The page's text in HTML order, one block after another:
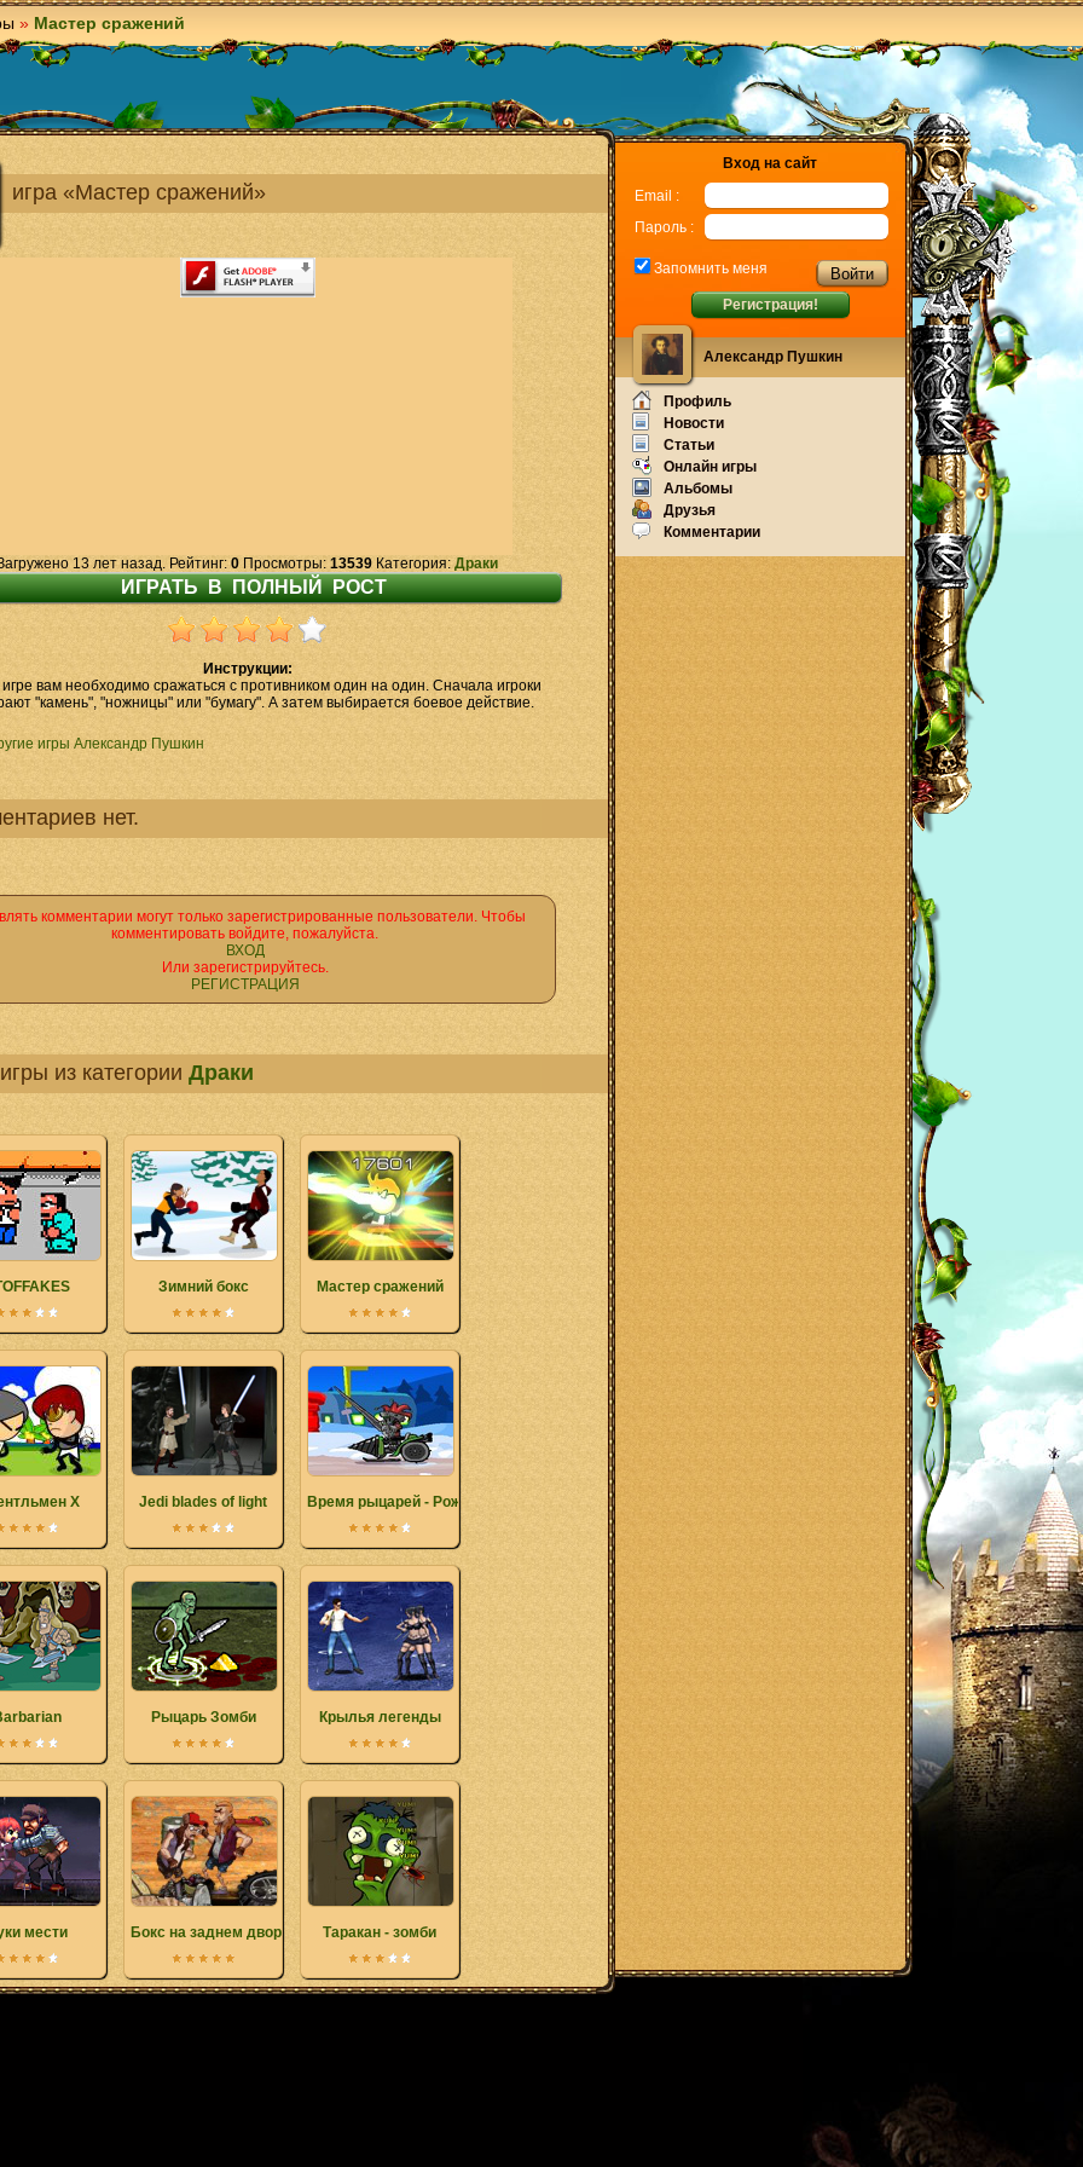
» Мастер сражений
игра «Мастер сражений»
13 лет назад. Рейтинг: 0 Просмотры: 13539 Категория: Драки
Инструкции:
вам необходимо сражаться с противником один на один. Сначала игроки
"камень", "ножницы" или "бумагу". А затем выбирается боевое действие.
игры Александр Пушкин
нет.
комментарии могут только зарегистрированные пользователи. Чтобы
комментировать войдите, пожалуйста.
ВХОД
Или зарегистрируйтесь.
РЕГИСТРАЦИЯ
из категории Драки
Зимний бокс Мастер сражений
X Jedi blades of light Время рыцарей - Рождество
Рыцарь Зомби Крылья легенды
мести Бокс на заднем дворе Таракан - зомби
Вход на сайт
Email :
Пароль :
Запомнить меня
Регистрация!
Александр Пушкин
Профиль
Новости
Статьи
Онлайн игры
Альбомы
Друзья
Комментарии